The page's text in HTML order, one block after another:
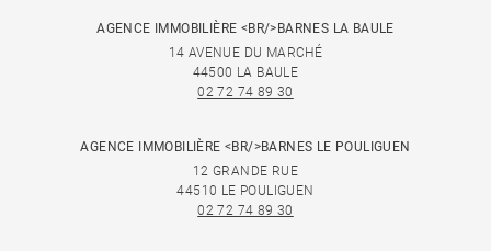
AGENCE IMMOBILIÈRE <BR/>BARNES LA BAULE
14 AVENUE DU MARCHÉ
44500 LA BAULE
02 72 74 89 30
AGENCE IMMOBILIÈRE <BR/>BARNES LE POULIGUEN
12 GRANDE RUE
44510 LE POULIGUEN
02 72 74 89 30